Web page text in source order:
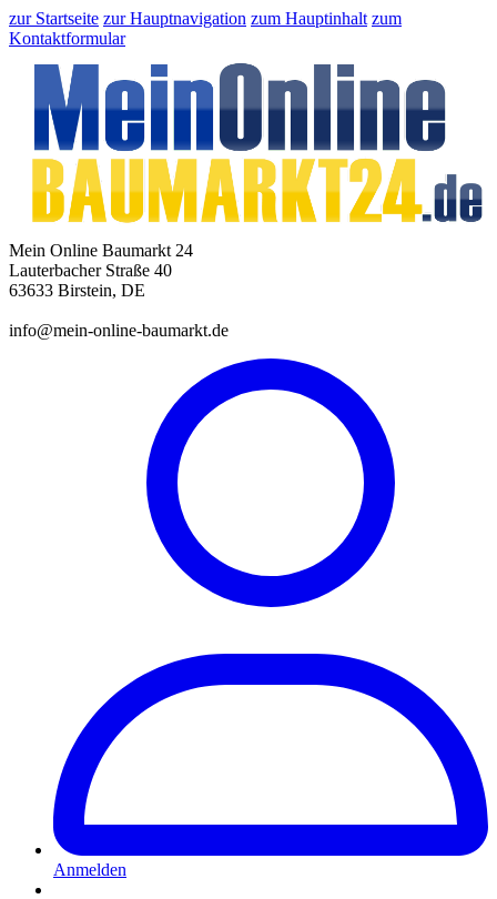
zur Startseite zur Hauptnavigation zum Hauptinhalt zum
Kontaktformular
Mein Online Baumarkt 24
Lauterbacher Straße 40
63633 Birstein, DE
info@mein-online-baumarkt.de
Anmelden